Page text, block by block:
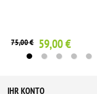
75,00 € 59,00 €
IHR KONTO